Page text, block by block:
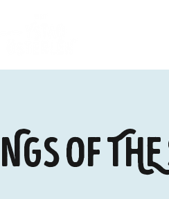
OF THE